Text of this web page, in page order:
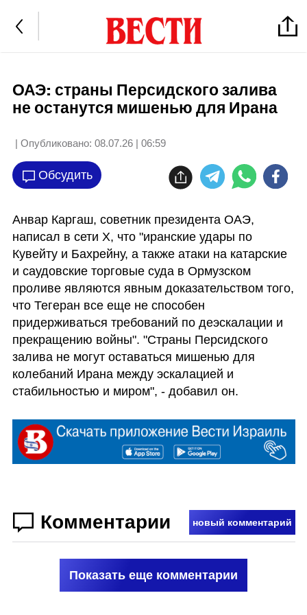
ОАЭ: страны Персидского залива
не останутся мишенью для Ирана
| Опубликовано: 08.07.26 | 06:59
Обсудить
Анвар Каргаш, советник президента ОАЭ,
написал в сети X, что "иранские удары по
Кувейту и Бахрейну, а также атаки на катарские
и саудовские торговые суда в Ормузском
проливе являются явным доказательством того,
что Тегеран все еще не способен
придерживаться требований по деэскалации и
прекращению войны". "Страны Персидского
залива не могут оставаться мишенью для
колебаний Ирана между эскалацией и
стабильностью и миром", - добавил он.
Комментарии новый комментарий
Показать еще комментарии